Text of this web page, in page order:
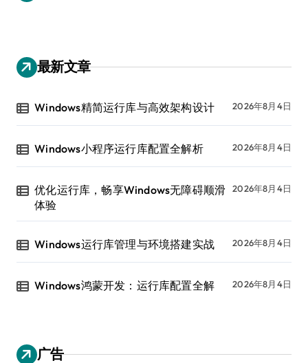
最新文章
Windows精简运行库与高效架构设计 2026年8月4日
Windows小程序运行库配置全解析 2026年8月4日
优化运行库，畅享Windows无障碍顺滑
体验
2026年8月4日
Windows运行库管理与环境搭建实战 2026年8月4日
Windows鸿蒙开发：运行库配置全解 2026年8月4日
广告